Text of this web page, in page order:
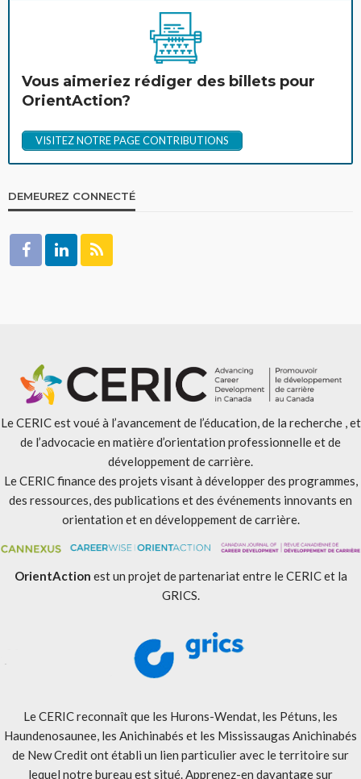
Vous aimeriez rédiger des billets pour
OrientAction?
VISITEZ NOTRE PAGE CONTRIBUTIONS
DEMEUREZ CONNECTÉ
Le CERIC est voué à l’avancement de l’éducation, de la recherche , et
de l’advocacie en matière d’orientation professionnelle et de
développement de carrière.
Le CERIC finance des projets visant à développer des programmes,
des ressources, des publications et des événements innovants en
orientation et en développement de carrière.
OrientAction est un projet de partenariat entre le CERIC et la
GRICS.
Le CERIC reconnaît que les Hurons-Wendat, les Pétuns, les
Haundenosaunee, les Anichinabés et les Mississaugas Anichinabés
de New Credit ont établi un lien particulier avec le territoire sur
lequel notre bureau est situé. Apprenez-en davantage sur